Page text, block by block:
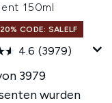
150ml
CODE: SALELF
4.6 (3979)
3979
wurden